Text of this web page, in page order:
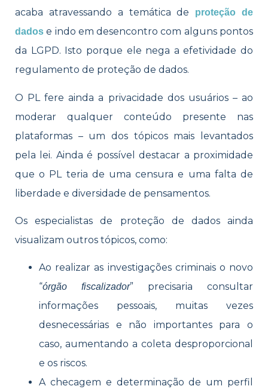
acaba atravessando a temática de
proteção de
dados e indo em desencontro com alguns pontos
da LGPD. Isto porque ele nega a efetividade do
regulamento de proteção de dados.
O PL fere ainda a privacidade dos usuários – ao
moderar qualquer conteúdo presente nas
plataformas – um dos tópicos mais levantados
pela lei. Ainda é possível destacar a proximidade
que o PL teria de uma censura e uma falta de
liberdade e diversidade de pensamentos.
Os especialistas de proteção de dados ainda
visualizam outros tópicos, como:
Ao realizar as investigações criminais o novo
“órgão fiscalizador” precisaria consultar
informações pessoais, muitas vezes
desnecessárias e não importantes para o
caso, aumentando a coleta desproporcional
e os riscos.
A checagem e determinação de um perfil